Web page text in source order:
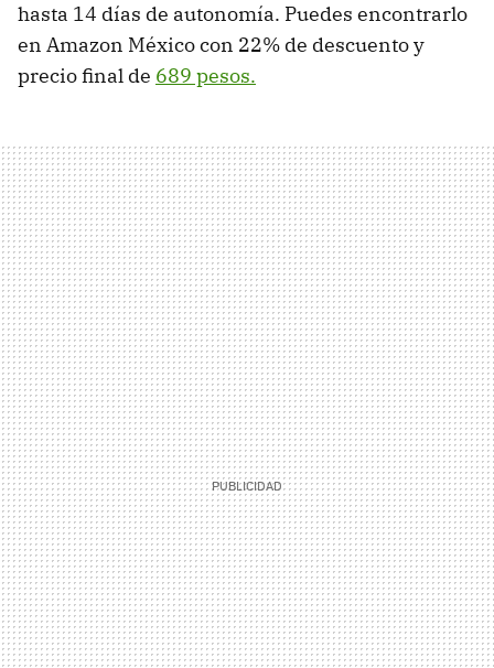
hasta 14 días de autonomía. Puedes encontrarlo
en Amazon México con 22% de descuento y
precio final de 689 pesos.